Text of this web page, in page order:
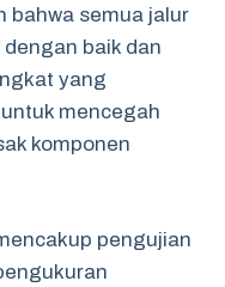
bahwa semua jalur
baik dan
yang
mencegah
komponen
pengujian